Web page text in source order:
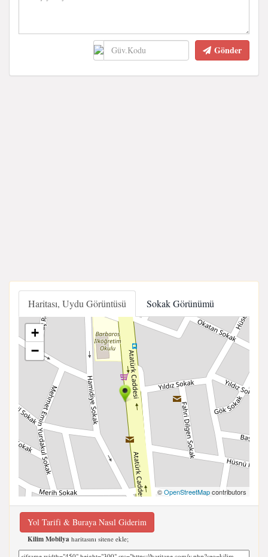
Gönder
Haritası, Uydu Görüntüsü Sokak Görünümü
+
−
©OpenStreetMapcontributors
Yol Tarifi & Buraya Nasıl Giderim
Kilim Mobilya haritasını sitene ekle;